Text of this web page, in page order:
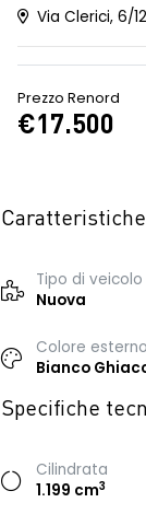
Via Clerici, 6/
Prezzo Renord
€17.500
Caratteristiche
Tipo di veicolo
Nuova
Colore esterno
Bianco
Specifiche
Cilindrata
1.199 cm3